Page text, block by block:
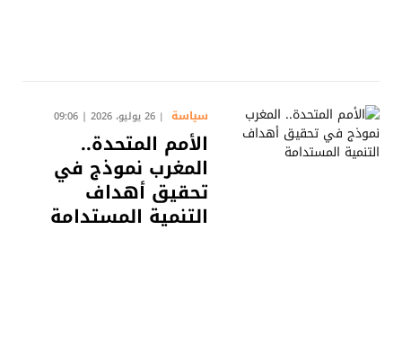
سياسة 26 يوليو، 2026 | 09:06
الأمم المتحدة..
المغرب نموذج في
تحقيق أهداف
التنمية المستدامة